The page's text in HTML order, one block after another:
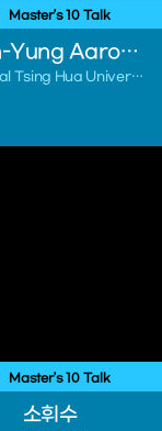
Master’s 10 Talk
Chih-Yung Aaron Chiu
National Tsing Hua University, Taiwan
Master’s 10 Talk
소휘수